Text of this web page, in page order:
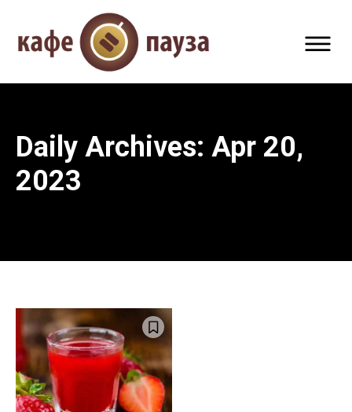
Daily Archives: Apr 20,
2023